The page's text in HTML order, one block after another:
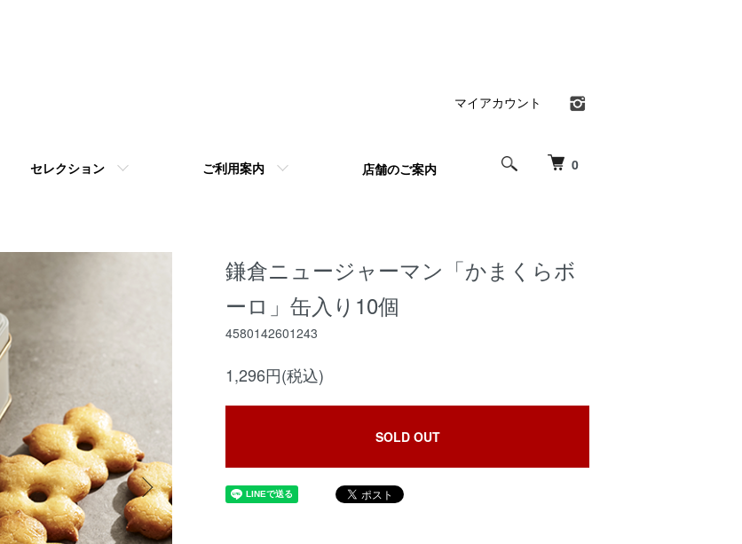
0
セレクション ご利用案内 店舗のご案内
マイアカウント
鎌倉ニュージャーマン「かまくらボ
ーロ」缶入り10個
4580142601243
1,296円(税込)
SOLD OUT